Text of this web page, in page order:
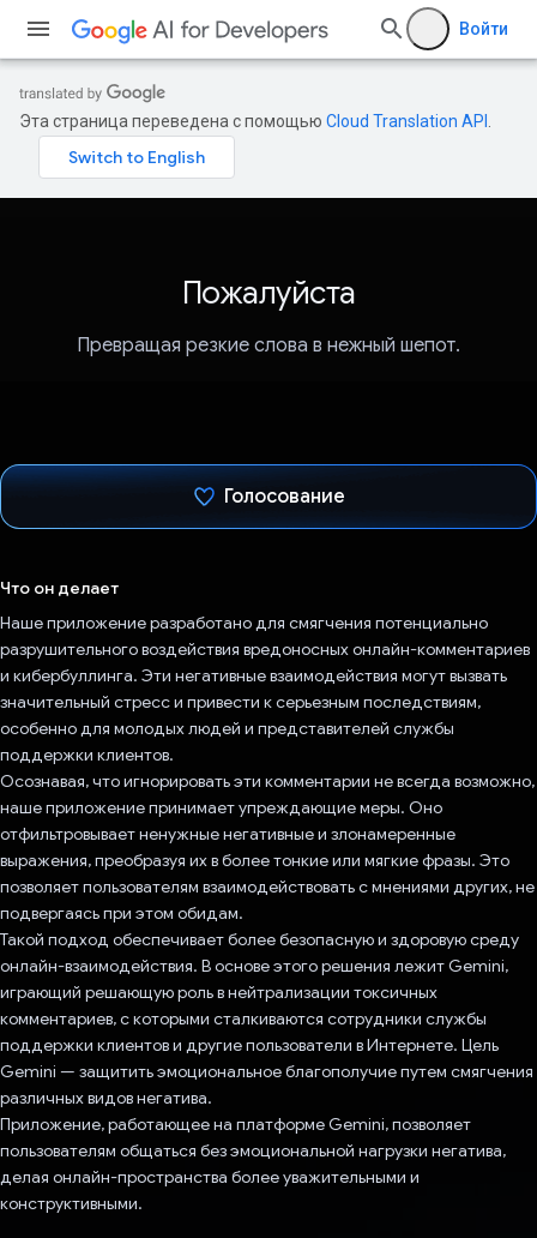
Войти
Эта страница переведена с помощью Cloud Translation API
Пожалуйста
Превращая резкие слова в нежный шепот.
Голосование
Что он делает
Наше приложение разработано для смягчения потенциально
разрушительного воздействия вредоносных онлайн-комментариев
и кибербуллинга. Эти негативные взаимодействия могут вызвать
значительный стресс и привести к серьезным последствиям,
особенно для молодых людей и представителей службы
поддержки клиентов.
Осознавая, что игнорировать эти комментарии не всегда возможно,
наше приложение принимает упреждающие меры. Оно
отфильтровывает ненужные негативные и злонамеренные
выражения, преобразуя их в более тонкие или мягкие фразы. Это
позволяет пользователям взаимодействовать с мнениями других, не
подвергаясь при этом обидам.
Такой подход обеспечивает более безопасную и здоровую среду
онлайн-взаимодействия. В основе этого решения лежит Gemini,
играющий решающую роль в нейтрализации токсичных
комментариев, с которыми сталкиваются сотрудники службы
поддержки клиентов и другие пользователи в Интернете. Цель
Gemini — защитить эмоциональное благополучие путем смягчения
различных видов негатива.
Приложение, работающее на платформе Gemini, позволяет
пользователям общаться без эмоциональной нагрузки негатива,
делая онлайн-пространства более уважительными и
конструктивными.